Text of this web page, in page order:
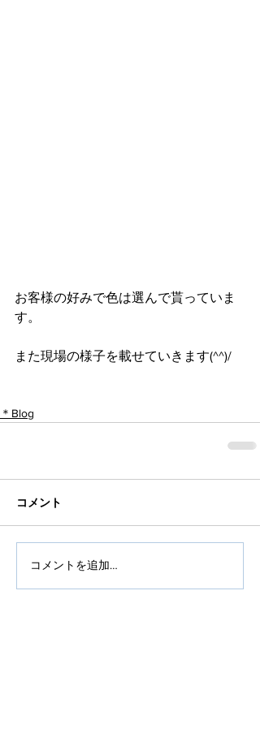
お客様の好みで色は選んで貰っていま
す。
また現場の様子を載せていきます(^^)/
＊Blog
コメント
コメントを追加…